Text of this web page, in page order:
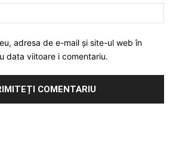
adresa de e-mail și site-ul web în
data viitoare i comentariu.